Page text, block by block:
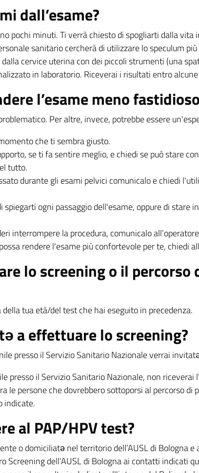
dall’esame?
pochi minuti. Ti verrà chiesto di spogliarti dalla vita
sanitario cercherà di utilizzare lo speculum
cervice uterina con dei piccoli strumenti (una
in laboratorio. Riceverai i risultati entro
l’esame meno
Per altre, invece, potrebbe essere
che ti sembra giusto.
se ti fa sentire meglio, e chiedi se può stare
tutto.
durante gli esami pelvici comunicalo e chiedi
spiegarti ogni passaggio dell'esame, oppure di stare
interrompere la procedura, comunicalo
rendere l'esame più confortevole per te, chiedi
lo screening o il percorso
tua età/del test che hai eseguito in precedenza.
a effettuare lo screening?
presso il Servizio Sanitario Nazionale verrai
presso il Servizio Sanitario Nazionale, non riceverai
le persone che dovrebbero sottoporsi al percorso di
indicate.
al PAP/HPV test?
o domiciliatə nel territorio dell’AUSL di Bologna
Screening dell’AUSL di Bologna ai contatti indicati